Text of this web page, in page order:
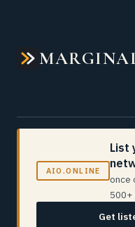
AIO.ONLINE
List
once
500+
Get